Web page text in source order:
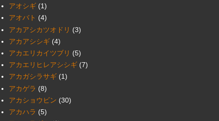
アオシギ (1)
アオバト (4)
アカアシカツオドリ (3)
アカアシシギ (4)
アカエリカイツブリ (5)
アカエリヒレアシシギ (7)
アカガシラサギ (1)
アカゲラ (8)
アカショウビン (30)
アカハラ (5)